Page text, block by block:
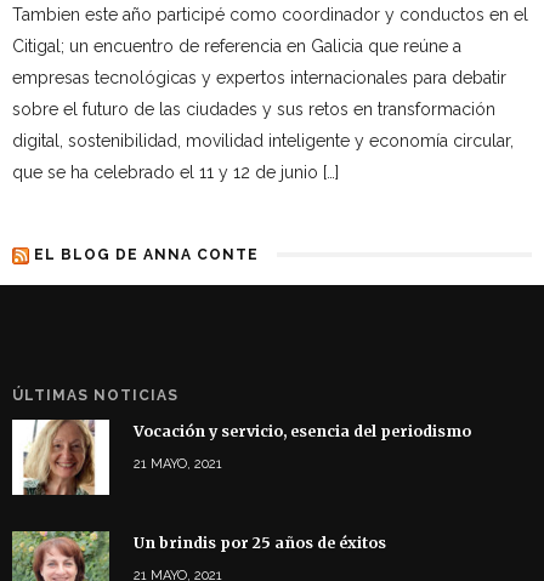
Tambien este año participé como coordinador y conductos en el
Citigal; un encuentro de referencia en Galicia que reúne a
empresas tecnológicas y expertos internacionales para debatir
sobre el futuro de las ciudades y sus retos en transformación
digital, sostenibilidad, movilidad inteligente y economía circular,
que se ha celebrado el 11 y 12 de junio […]
EL BLOG DE ANNA CONTE
ÚLTIMAS NOTICIAS
Vocación y servicio, esencia del periodismo
21 MAYO, 2021
Un brindis por 25 años de éxitos
21 MAYO, 2021